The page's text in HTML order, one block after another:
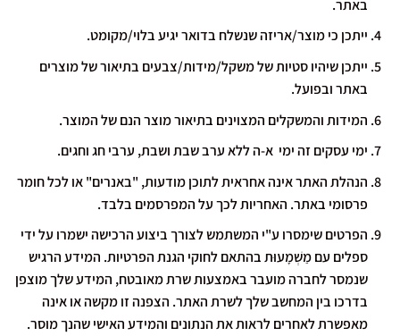
באתר.
ייתכן כי מוצר/אריזה שנשלח בדואר יגיע בלוי/מקומט.
ייתכן שיהיו סטיות של משקל/מידות/צבעים בתיאור של מוצרים
באתר ובפועל.
המידות והמשקלים המצוינים בתיאור מוצר הנם של המוצר.
ימי עסקים זה ימי א-ה ללא ערב שבת ושבת, ערבי חג וחגים.
הנהלת האתר אינה אחראית לתוכן מודעות, "באנרים" או לכל חומר
פרסומי באתר. האחריות לכך על המפרסמים בלבד.
הפרטים שימסרו ע"י המשתמש לצורך ביצוע הרכישה ישמרו על ידי
ספלים עם מַשְׁמָעוּת בהתאם לחוקי הגנת הפרטיות. המידע הרגיש
שנמסר לחברה מועבר באמצעות שרת מאובטח, המידע שלך מוצפן
בדרכו בין המחשב שלך לשרת האתר. הצפנה זו מקשה או אינה
מאפשרת לאחרים לראות את הנתונים והמידע האישי שהנך מוסר.